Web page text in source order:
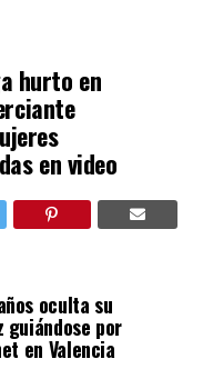
hurto en
en video
oculta su
guiándose por
en Valencia